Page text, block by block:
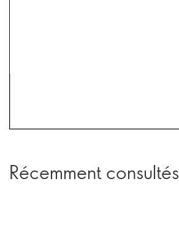
Récemment consultés